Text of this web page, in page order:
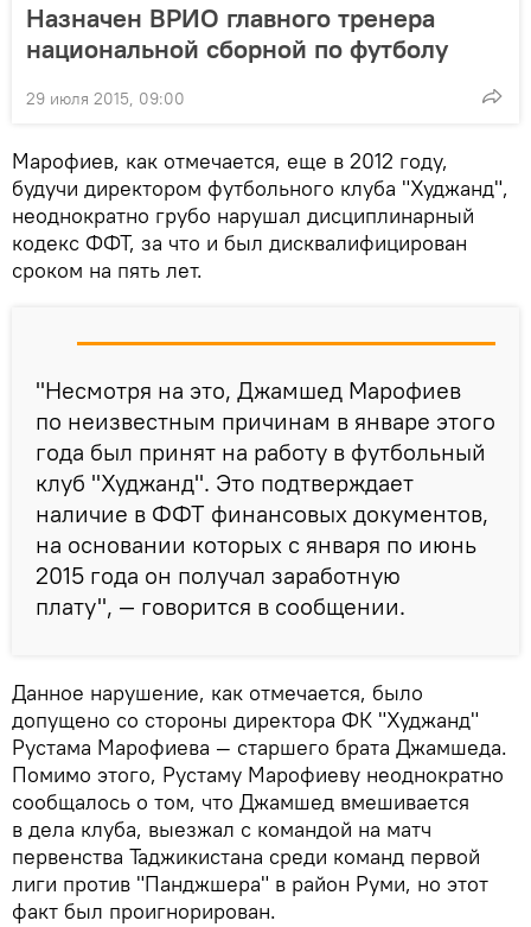
Назначен ВРИО главного тренера
национальной сборной по футболу
29 июля 2015, 09:00
Марофиев, как отмечается, еще в 2012 году,
будучи директором футбольного клуба "Худжанд",
неоднократно грубо нарушал дисциплинарный
кодекс ФФТ, за что и был дисквалифицирован
сроком на пять лет.
"Несмотря на это, Джамшед Марофиев
по неизвестным причинам в январе этого
года был принят на работу в футбольный
клуб "Худжанд". Это подтверждает
наличие в ФФТ финансовых документов,
на основании которых с января по июнь
2015 года он получал заработную
плату", — говорится в сообщении.
Данное нарушение, как отмечается, было
допущено со стороны директора ФК "Худжанд"
Рустама Марофиева — старшего брата Джамшеда.
Помимо этого, Рустаму Марофиеву неоднократно
сообщалось о том, что Джамшед вмешивается
в дела клуба, выезжал с командой на матч
первенства Таджикистана среди команд первой
лиги против "Панджшера" в район Руми, но этот
факт был проигнорирован.